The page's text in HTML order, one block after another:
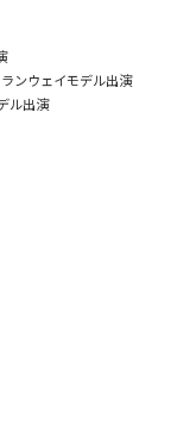
ランウェイモデル出演
ル出演